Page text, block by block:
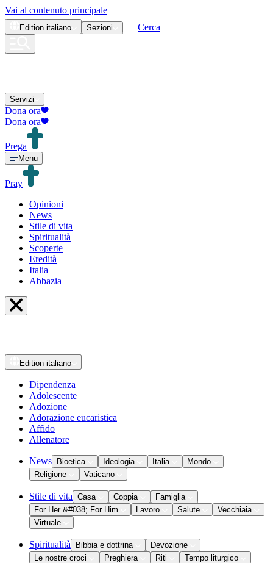
Vai al contenuto principale
Edition italiano Sezioni Cerca
Servizi
Dona ora
Dona ora
Prega
Menu
Pray
Opinioni
News
Stile di vita
Spiritualità
Scoperte
Eredità
Italia
Abbazia
Edition italiano
Dipendenza
Adolescente
Adozione
Adorazione eucaristica
Affido
Allenatore
News Bioetica Ideologia Italia
Mondo
Religione
Vaticano
Stile di vita Casa Coppia
Famiglia
For Her &#038; For Him
Lavoro Salute
Vecchiaia
Virtuale
Spiritualità Bibbia e dottrina
Devozione
Le nostre croci
Preghiera Riti
Tempo liturgico